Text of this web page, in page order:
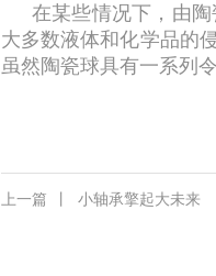
在某些情况下，由
大多数液体和化学品的
虽然陶瓷球具有一系列
上一篇 小轴承擎起大未来